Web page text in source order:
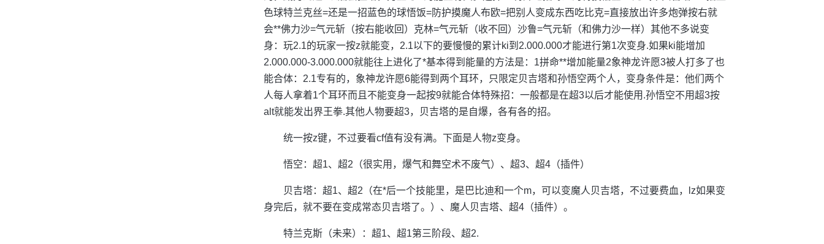
色球特兰克丝=还是一招蓝色的球悟饭=防护摸魔人布欧=把别人变成东西吃比克=直接放出许多炮弹按右就
会**佛力沙=气元斩（按右能收回）克林=气元斩（收不回）沙鲁=气元斩（和佛力沙一样）其他不多说变
身：玩2.1的玩家一按z就能变，2.1以下的要慢慢的累计ki到2.000.000才能进行第1次变身.如果ki能增加
2.000.000-3.000.000就能往上进化了*基本得到能量的方法是：1拼命**增加能量2象神龙许愿3被人打多了也
能合体：2.1专有的，象神龙许愿6能得到两个耳环，只限定贝吉塔和孙悟空两个人，变身条件是：他们两个
人每人拿着1个耳环而且不能变身一起按9就能合体特殊招：一般都是在超3以后才能使用.孙悟空不用超3按
alt就能发出界王拳.其他人物要超3，贝吉塔的是自爆，各有各的招。
统一按z键，不过要看cf值有没有满。下面是人物z变身。
悟空：超1、超2（很实用，爆气和舞空术不废气）、超3、超4（插件）
贝吉塔：超1、超2（在*后一个技能里，是巴比迪和一个m，可以变魔人贝吉塔，不过要费血，lz如果变
身完后，就不要在变成常态贝吉塔了。）、魔人贝吉塔、超4（插件）。
特兰克斯（未来）：超1、超1第三阶段、超2.